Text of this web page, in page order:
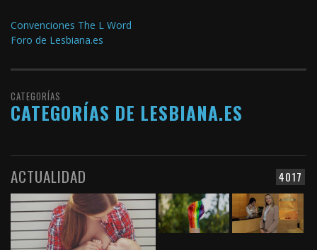
Convenciones The L Word
Foro de Lesbiana.es
CATEGORÍAS
CATEGORÍAS DE LESBIANA.ES
4017
ACTUALIDAD